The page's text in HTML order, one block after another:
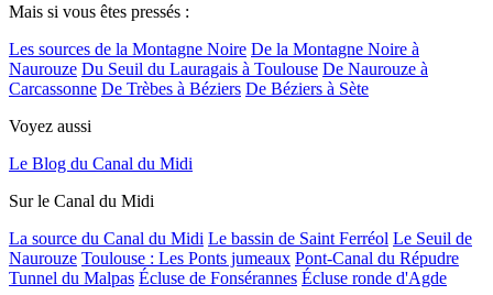
Mais si vous êtes pressés :
Les sources de la Montagne Noire De la Montagne Noire à
Naurouze Du Seuil du Lauragais à Toulouse De Naurouze à
Carcassonne De Trèbes à Béziers De Béziers à Sète
Voyez aussi
Le Blog du Canal du Midi
Sur le Canal du Midi
La source du Canal du Midi Le bassin de Saint Ferréol Le Seuil de
Naurouze Toulouse : Les Ponts jumeaux Pont-Canal du Répudre
Tunnel du Malpas Écluse de Fonsérannes Écluse ronde d'Agde